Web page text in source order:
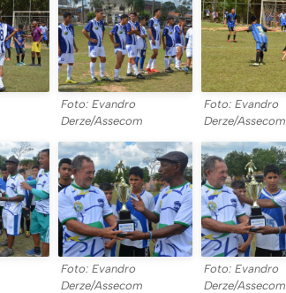
Foto: Evandro
Derze/Assecom
Foto: Evandro
Derze/Assecom
Foto: Evandro
Derze/Assecom
Foto: Evandro
Derze/Assecom